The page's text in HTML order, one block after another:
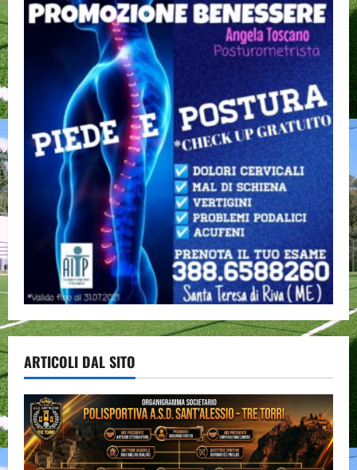
ARTICOLI DAL SITO